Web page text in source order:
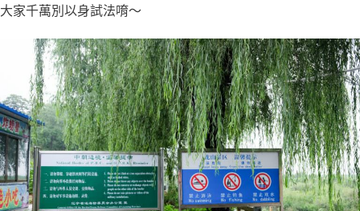
大家千萬別以身試法唷～